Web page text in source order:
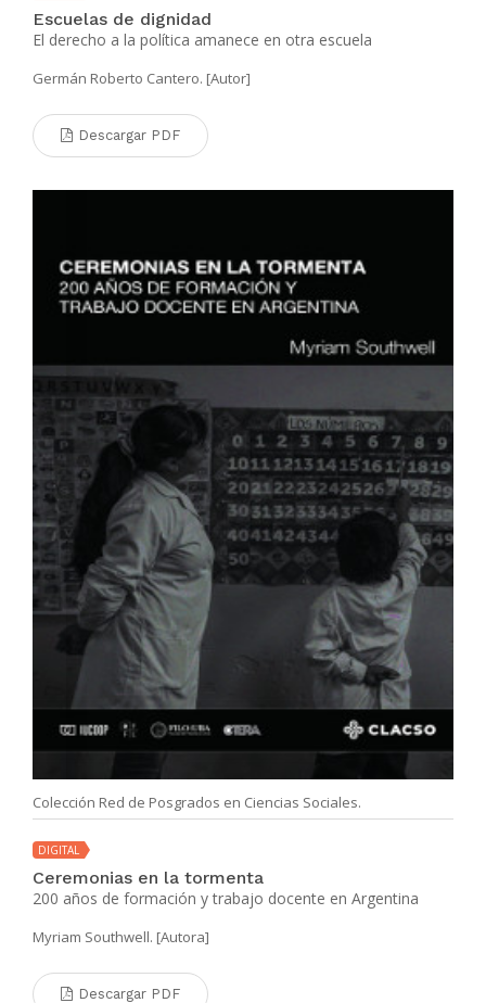
Escuelas de dignidad
El derecho a la política amanece en otra escuela
Germán Roberto Cantero. [Autor]
Descargar PDF
Colección Red de Posgrados en Ciencias Sociales.
DIGITAL
Ceremonias en la tormenta
200 años de formación y trabajo docente en Argentina
Myriam Southwell. [Autora]
Descargar PDF